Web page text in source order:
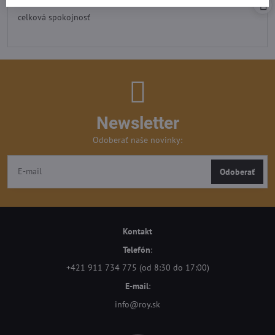
celková spokojnosť
Newsletter
Odoberať naše novinky:
Odoberať
Kontakt
Telefón:
+421 911 734 775 (od 8:30 do 17:00)
E-mail:
info@roy.sk